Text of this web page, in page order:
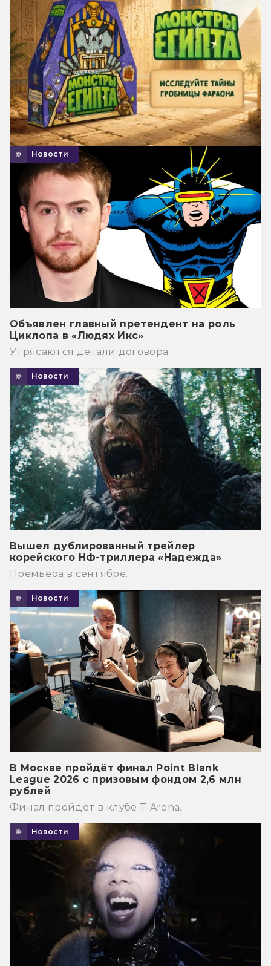
Новости
Объявлен главный претендент на роль
Циклопа в «Людях Икс»
Утрясаются детали договора.
Новости
Вышел дублированный трейлер
корейского НФ-триллера «Надежда»
Премьера в сентябре.
Новости
В Москве пройдёт финал Point Blank
League 2026 с призовым фондом 2,6 млн
рублей
Финал пройдёт в клубе T-Arena.
Новости